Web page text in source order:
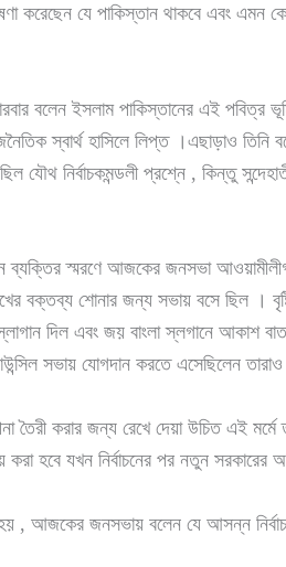
করেছেন যে পাকিস্তান থাকবে এবং এমন
বলেন ইসলাম পাকিস্তানের এই
স্বার্থ হাসিলে লিপ্ত ।এছাড়াও তিনি
যৌথ নির্বাচকমন্ডলী প্রশ্নে , কিন্তু
স্মরণে আজকের জনসভা
বক্তব্য শোনার জন্য সভায় বসে ছিল ।
দিল এবং জয় বাংলা স্লগানে আকাশ
সভায় যোগদান করতে এসেছিলেন
তৈরী করার জন্য রেখে দেয়া উচিত এই মর্মে
করা হবে যখন নির্বাচনের পর নতুন সরকারের
, আজকের জনসভায় বলেন যে আসন্ন